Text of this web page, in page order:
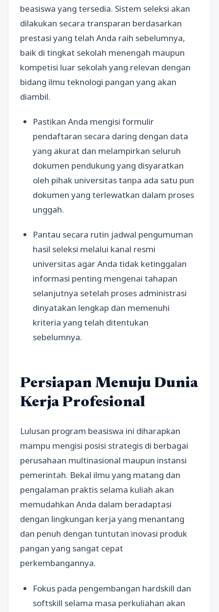
beasiswa yang tersedia. Sistem seleksi akan
dilakukan secara transparan berdasarkan
prestasi yang telah Anda raih sebelumnya,
baik di tingkat sekolah menengah maupun
kompetisi luar sekolah yang relevan dengan
bidang ilmu teknologi pangan yang akan
diambil.
Pastikan Anda mengisi formulir
pendaftaran secara daring dengan data
yang akurat dan melampirkan seluruh
dokumen pendukung yang disyaratkan
oleh pihak universitas tanpa ada satu pun
dokumen yang terlewatkan dalam proses
unggah.
Pantau secara rutin jadwal pengumuman
hasil seleksi melalui kanal resmi
universitas agar Anda tidak ketinggalan
informasi penting mengenai tahapan
selanjutnya setelah proses administrasi
dinyatakan lengkap dan memenuhi
kriteria yang telah ditentukan
sebelumnya.
Persiapan Menuju Dunia
Kerja Profesional
Lulusan program beasiswa ini diharapkan
mampu mengisi posisi strategis di berbagai
perusahaan multinasional maupun instansi
pemerintah. Bekal ilmu yang matang dan
pengalaman praktis selama kuliah akan
memudahkan Anda dalam beradaptasi
dengan lingkungan kerja yang menantang
dan penuh dengan tuntutan inovasi produk
pangan yang sangat cepat
perkembangannya.
Fokus pada pengembangan hardskill dan
softskill selama masa perkuliahan akan